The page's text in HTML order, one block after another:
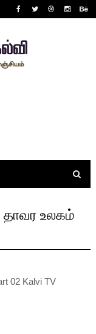
தாவர உலகம்
02 Kalvi TV